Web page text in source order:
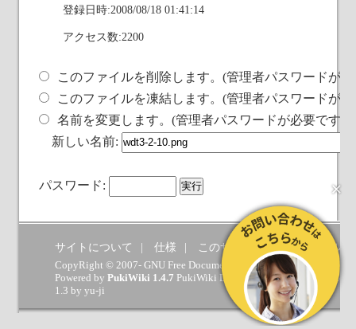
登録日時:2008/08/18 01:41:14
アクセス数:2200
このファイルを削除します。(管理者パスワードが
このファイルを凍結します。(管理者パスワードが
名前を変更します。(管理者パスワードが必要です)
新しい名前:
パスワード:
サイトについて 仕様 このサイトへの要望 ヘルプ
CopyRight © 2007- GNU Free Documentation License.
Powered by PukiWiki 1.4.7 PukiWiki Developers Team( GPL )
1.3 by yu-ji
×